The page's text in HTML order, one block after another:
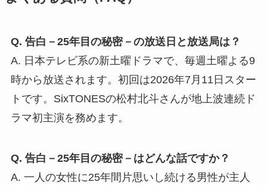
Q. 告白－25年目の秘密－の放送日と放送局は？
A. 日本テレビ系の新土曜ドラマで、毎週土曜よる9
時から放送されます。初回は2026年7月11日スター
トです。SixTONESの松村北斗さんが地上波連続ド
ラマ初主演を務めます。
Q. 告白－25年目の秘密－はどんな話ですか？
A. 一人の女性に25年間片思いし続ける男性が主人